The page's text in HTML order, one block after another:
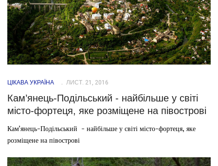
ЦІКАВА УКРАЇНА ЛИСТ. 21, 2016
Кам’янець-Подільський - найбільше у світі
місто-фортеця, яке розміщене на півострові
Кам’янець-Подільський - найбільше у світі місто-фортеця, яке
розміщене на півострові